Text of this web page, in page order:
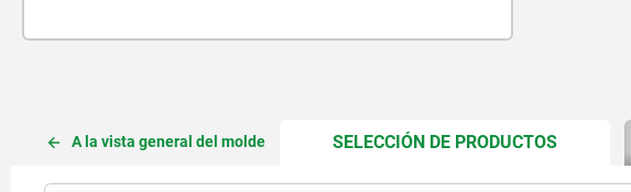
A la vista general del molde SELECCIÓN DE PRODUCTOSCURRENT
CURRENT